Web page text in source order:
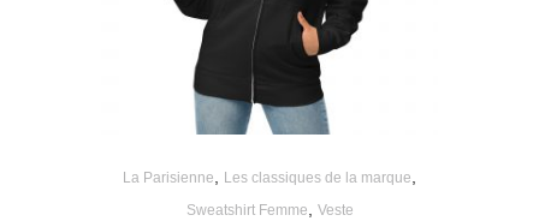
La Parisienne Les classiques de la marque
Sweatshirt Femme Veste